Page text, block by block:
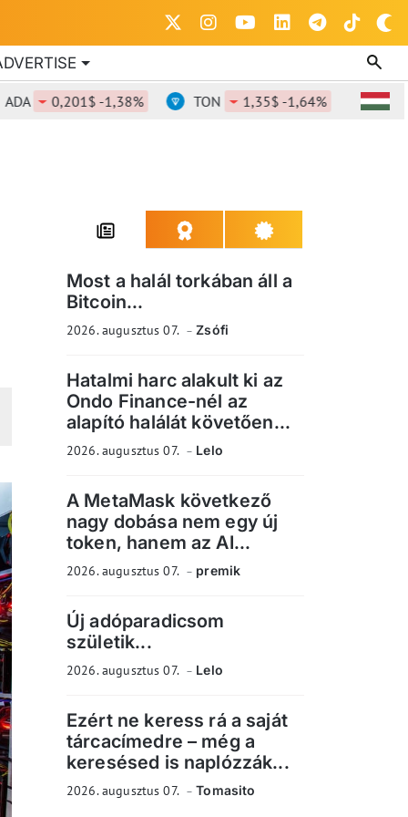
0,201$ -1,38% TON 1,35$ -1,64% DOT
Most a halál torkában áll a
Bitcoin...
2026. augusztus 07. Zsófi
Hatalmi harc alakult ki az
Ondo Finance-nél az
alapító halálát követően...
2026. augusztus 07. Lelo
A MetaMask következő
nagy dobása nem egy új
token, hanem az AI...
2026. augusztus 07. premik
Új adóparadicsom
születik...
2026. augusztus 07. Lelo
Ezért ne keress rá a saját
tárcacímedre – még a
keresésed is naplózzák...
2026. augusztus 07. Tomasito